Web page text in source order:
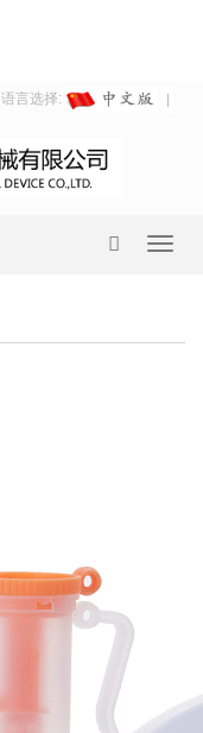
语言选择: